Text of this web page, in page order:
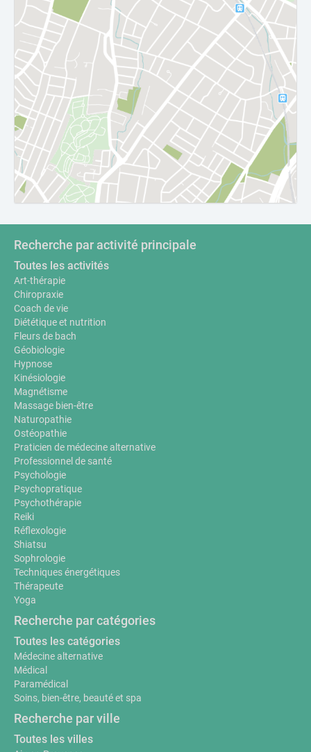
Recherche par activité principale
Toutes les activités
Art-thérapie
Chiropraxie
Coach de vie
Diététique et nutrition
Fleurs de bach
Géobiologie
Hypnose
Kinésiologie
Magnétisme
Massage bien-être
Naturopathie
Ostéopathie
Praticien de médecine alternative
Professionnel de santé
Psychologie
Psychopratique
Psychothérapie
Reiki
Réflexologie
Shiatsu
Sophrologie
Techniques énergétiques
Thérapeute
Yoga
Recherche par catégories
Toutes les catégories
Médecine alternative
Médical
Paramédical
Soins, bien-être, beauté et spa
Recherche par ville
Toutes les villes